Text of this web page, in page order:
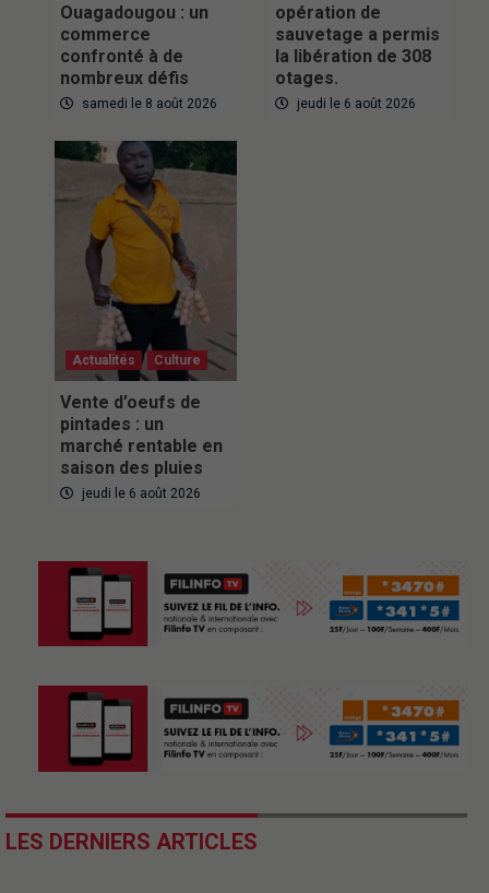
Ouagadougou : un
commerce
confronté à de
nombreux défis
samedi le 8 août 2026
opération de
sauvetage a permis
la libération de 308
otages.
jeudi le 6 août 2026
Actualités Culture
Vente d’oeufs de
pintades : un
marché rentable en
saison des pluies
jeudi le 6 août 2026
LES DERNIERS ARTICLES